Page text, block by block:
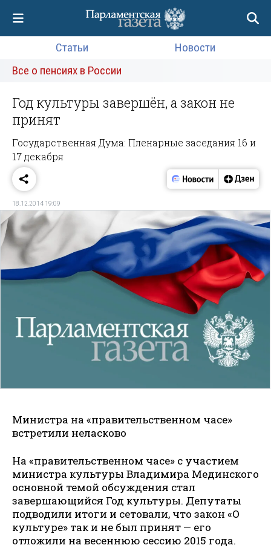
Статьи
Новости
Все о пенсиях в России
Год культуры завершён, а закон не
принят
Государственная Дума: Пленарные заседания 16 и
17 декабря
18.12.2014 19:09
Министра на «правительственном часе»
встретили неласково
На «правительственном часе» с участием
министра культуры Владимира Мединского
основной темой обсуждения стал
завершающийся Год культуры. Депутаты
подводили итоги и сетовали, что закон «О
культуре» так и не был принят — его
отложили на весеннюю сессию 2015 года.